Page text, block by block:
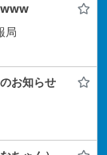
www
局
お知らせ